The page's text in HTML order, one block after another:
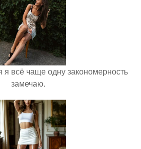
всё чаще одну закономерность
замечаю.